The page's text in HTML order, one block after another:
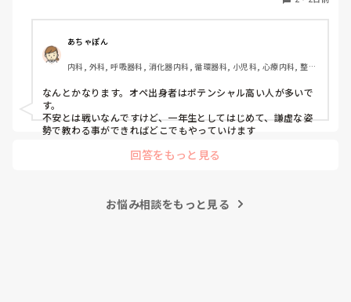
病棟経験も一度もないので色々と不安でいっぱいです。
あちゃぽん
内科, 外科, 呼吸器科, 消化器内科, 循環器科, 小児科, 心療内科, 整形
合診療科, 救急科, 超急性期, ICU, CCU, HCU, その他の科, ママナー
ス, 外来, 神経内科, 脳神経外科, NICU, 消化器外科, 一般病院, 慢性
なんとかなります。オペ出身者はポテンシャル高い人が多いで
す。
不安とは戦いなんですけど、一年生としてはじめて、謙虚な姿
勢で教わる事ができればどこでもやっていけます
回答をもっと見る
お悩み相談をもっと見る